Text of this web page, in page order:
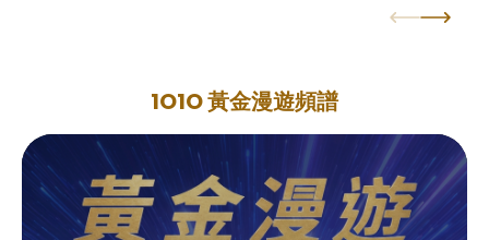
1O1O 黃金漫遊頻譜